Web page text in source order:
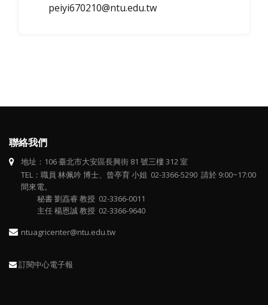
peiyi670210@ntu.edu.tw
聯絡我們
地址：106 臺北市大安區長興街 81 號三樓 312 室
TEL：職員 林佩吟 博士、曾亭育 小姐 02-3366-5290 請於 9:00~17:00
間來電。
秘書 劉嚞睿 教授 02-3366-0011
主任 楊恩誠 教授 02-3366-9640
ntuagricenter@ntu.edu.tw
訂閱中心電子報